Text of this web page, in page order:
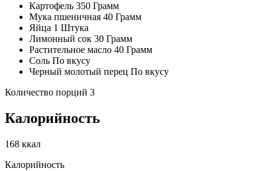
Картофель 350 Грамм
Мука пшеничная 40 Грамм
Яйца 1 Штука
Лимонный сок 30 Грамм
Растительное масло 40 Грамм
Соль По вкусу
Черный молотый перец По вкусу
Количество порций 3
Калорийность
168 ккал
Калорийность